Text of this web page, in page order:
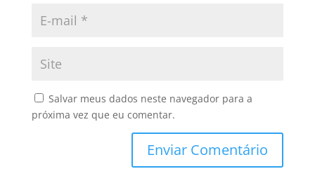
Salvar meus dados neste navegador para a
próxima vez que eu comentar.